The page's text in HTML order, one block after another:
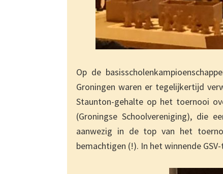
Op de
Groningen waren er tegelijkertijd
Staunton-gehalte op het toernooi
(Groningse Schoolvereniging), die
aanwezig in de top van het
bemachtigen (!). In het winnende